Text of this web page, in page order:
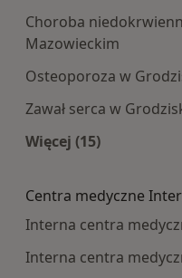
Choroba
Mazowieckim
Osteoporoza w
Zawał serca w
Więcej (15)
Centra medyczne
Interna centra
Interna centra